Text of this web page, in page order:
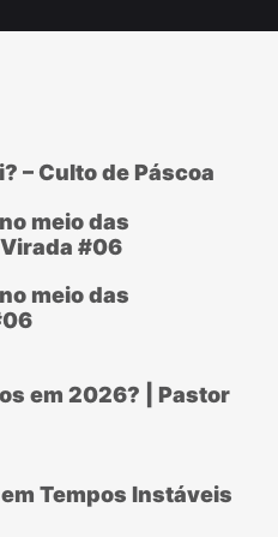
– Culto de Páscoa
meio das
#06
meio das
em 2026? | Pastor
Tempos Instáveis